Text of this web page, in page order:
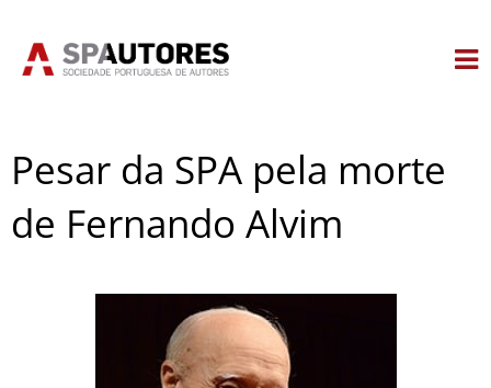
Pesar da SPA pela morte
de Fernando Alvim